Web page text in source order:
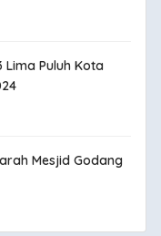
Lima Puluh Kota
Mesjid Godang